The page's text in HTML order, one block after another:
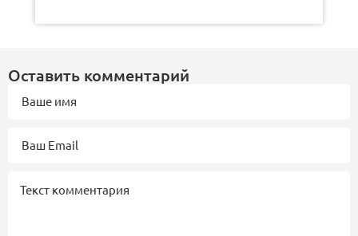
Оставить комментарий